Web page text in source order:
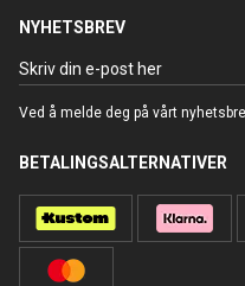
NYHETSBREV
Ved å melde deg på vårt
BETALINGSALTERNATIVER